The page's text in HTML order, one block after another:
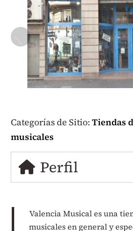
Categorías de Sitio:Tiendas
musicales
Perfil
Valencia Musical es una
musicales en general y